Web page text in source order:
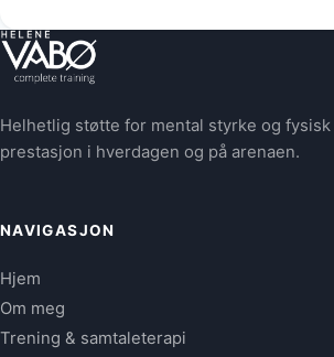
Helhetlig støtte for mental styrke og fysisk
prestasjon i hverdagen og på arenaen.
NAVIGASJON
Hjem
Om meg
Trening & samtaleterapi